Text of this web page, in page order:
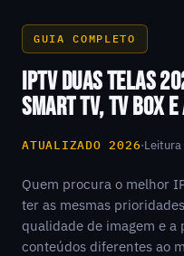
GUIA COMPLETO
IPTV DUAS TELAS
SMART TV, TV BOX
ATUALIZADO 2026·Leitura
Quem procura o melhor
ter as mesmas
qualidade de imagem e a
conteúdos diferentes ao